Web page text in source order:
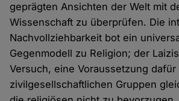
geprägten Ansichten der Welt mit
Wissenschaft zu überprüfen. Die
Nachvollziehbarkeit bot ein
Gegenmodell zu Religion; der
Versuch, eine Voraussetzung
zivilgesellschaftlichen Gruppen